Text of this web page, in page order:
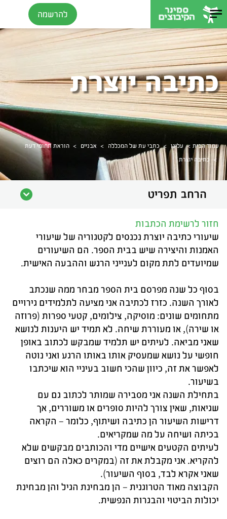
להרשמה
עמוד הבית > עלינו > כתבי עת של המכללה > אבניים > הוראת תחומי דעת
> כתיבה יוצרת
כתיבה יוצרת
הרחב תפריט
חזור לרשימת הכתבות
שיעורי כתיבה יוצרת נכנסים לקטגוריה של שיעורי
האמנות והיצירה שיש בבית הספר. הם השיעורים
שמיועדים לתת מקום לענייני הרגש וההבעה האישית.
בסוף כל שנה מפרסם בית הספר מבחר ממה שנכתב
לאורך השנה. כזרז לכתיבה אני מציעה לתלמידים גירויים
מתחומים שונים: מוסיקה, צילומים, קטעי ספרות (פרוזה
או שירה), או מעוררת שיחה. לא תמיד יש היענות לנושא
שאני מביאה. לעיתים יש תלמיד שמבקש לכתוב באופן
חופשי על נושא שמעסיק אותו באותו הרגע ואני נוטה
לאפשר את זה, כיוון שהכי חשוב בעיניי הוא שיכתבו
בשיעור.
בתחילת השנה אני מסבירה שמותר לכתוב גם עם
שגיאות, שאין צורך להיות סופרים או משוררים, אך
דרישות השיעור הן כתיבה ושיתוף, כלומר – הקראה
בכיתה ושיחה על מה שמקריאים.
לעיתים הקטעים אישיים מדי והכותבים מבקשים שלא
להקריא. אני מקבלת את זה (במקרים כאלה הם רוצים
שאני אקרא לבד, בסוף השיעור).
הקבוצה מאוד הטרוגנית – הן מבחינת הגיל והן מבחינת
יכולות הביטוי והבגרות הנפשית.